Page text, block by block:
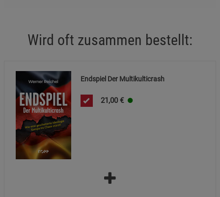
Wird oft zusammen bestellt:
Endspiel Der Multikulticrash
21,00 €